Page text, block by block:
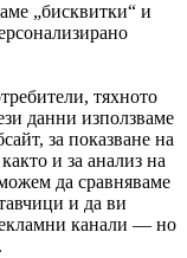
„бисквитки“ и
тяхното
данни използваме
за показване на
и за анализ на
да сравняваме
и да ви
канали — но